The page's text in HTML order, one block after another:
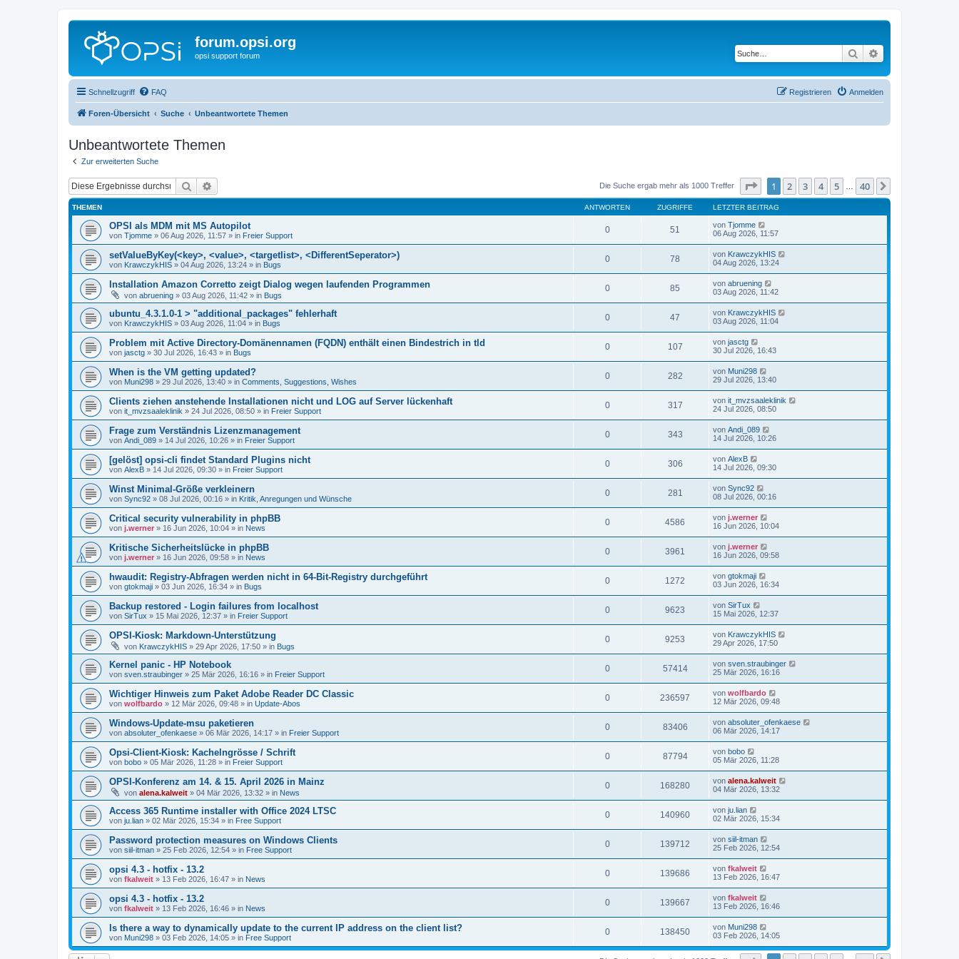
forum.opsi.org
opsi support forum Suche
Schnellzugriff FAQ Anmelden
Registrieren
Foren-Übersicht Suche Unbeantwortete Themen
Unbeantwortete Themen
Zur erweiterten Suche
Suche Die Suche ergab mehr als 1000 Treffer Seite von40
1 2 3 4 5 40
THEMEN ANTWORTEN ZUGRIFFE LETZTER BEITRAG
OPSI als MDM mit MS Autopilot
von Tjomme » 06 Aug 2026, 11:57 » in Freier Support
0 51 von Tjomme
06 Aug 2026, 11:57
setValueByKey(<key>, <value>, <targetlist>, <DifferentSeperator>)
von KrawczykHIS » 04 Aug 2026, 13:24 » in Bugs
0 78 von KrawczykHIS
04 Aug 2026, 13:24
Installation Amazon Corretto zeigt Dialog wegen laufenden Programmen
von abruening » 03 Aug 2026, 11:42 » in Bugs
0 85 von abruening
03 Aug 2026, 11:42
ubuntu_4.3.1.0-1 > "additional_packages" fehlerhaft
von KrawczykHIS » 03 Aug 2026, 11:04 » in Bugs
0 47 von KrawczykHIS
03 Aug 2026, 11:04
Problem mit Active Directory-Domänennamen (FQDN) enthält einen Bindestrich in tld
von jasctg » 30 Jul 2026, 16:43 » in Bugs
0 107 von jasctg
30 Jul 2026, 16:43
When is the VM getting updated?
von Muni298 » 29 Jul 2026, 13:40 » in Comments, Suggestions, Wishes
0 282 von Muni298
29 Jul 2026, 13:40
Clients ziehen anstehende Installationen nicht und LOG auf Server lückenhaft
von it_mvzsaaleklinik » 24 Jul 2026, 08:50 » in Freier Support
0 317 von it_mvzsaaleklinik
24 Jul 2026, 08:50
Frage zum Verständnis Lizenzmanagement
von Andi_089 » 14 Jul 2026, 10:26 » in Freier Support
0 343 von Andi_089
14 Jul 2026, 10:26
[gelöst] opsi-cli findet Standard Plugins nicht
von AlexB » 14 Jul 2026, 09:30 » in Freier Support
0 306 von AlexB
14 Jul 2026, 09:30
Winst Minimal-Größe verkleinern
von Sync92 » 08 Jul 2026, 00:16 » in Kritik, Anregungen und Wünsche
0 281 von Sync92
08 Jul 2026, 00:16
Critical security vulnerability in phpBB
von j.werner » 16 Jun 2026, 10:04 » in News
0 4586 von j.werner
16 Jun 2026, 10:04
Kritische Sicherheitslücke in phpBB
von j.werner » 16 Jun 2026, 09:58 » in News
0 3961 von j.werner
16 Jun 2026, 09:58
hwaudit: Registry-Abfragen werden nicht in 64-Bit-Registry durchgeführt
von gtokmaji » 03 Jun 2026, 16:34 » in Bugs
0 1272 von gtokmaji
03 Jun 2026, 16:34
Backup restored - Login failures from localhost
von SirTux » 15 Mai 2026, 12:37 » in Freier Support
0 9623 von SirTux
15 Mai 2026, 12:37
OPSI-Kiosk: Markdown-Unterstützung
von KrawczykHIS » 29 Apr 2026, 17:50 » in Bugs
0 9253 von KrawczykHIS
29 Apr 2026, 17:50
Kernel panic - HP Notebook
von sven.straubinger » 25 Mär 2026, 16:16 » in Freier Support
0 57414 von sven.straubinger
25 Mär 2026, 16:16
Wichtiger Hinweis zum Paket Adobe Reader DC Classic
von wolfbardo » 12 Mär 2026, 09:48 » in Update-Abos
0 236597 von wolfbardo
12 Mär 2026, 09:48
Windows-Update-msu paketieren
von absoluter_ofenkaese » 06 Mär 2026, 14:17 » in Freier Support
0 83406 von absoluter_ofenkaese
06 Mär 2026, 14:17
Opsi-Client-Kiosk: Kachelngrösse / Schrift
von bobo » 05 Mär 2026, 11:28 » in Freier Support
0 87794 von bobo
05 Mär 2026, 11:28
OPSI-Konferenz am 14. & 15. April 2026 in Mainz
von alena.kalweit » 04 Mär 2026, 13:32 » in News
0 168280 von alena.kalweit
04 Mär 2026, 13:32
Access 365 Runtime installer with Office 2024 LTSC
von ju.lian » 02 Mär 2026, 15:34 » in Free Support
0 140960 von ju.lian
02 Mär 2026, 15:34
Password protection measures on Windows Clients
von siil-itman » 25 Feb 2026, 12:54 » in Free Support
0 139712 von siil-itman
25 Feb 2026, 12:54
opsi 4.3 - hotfix - 13.2
von fkalweit » 13 Feb 2026, 16:47 » in News
0 139686 von fkalweit
13 Feb 2026, 16:47
opsi 4.3 - hotfix - 13.2
von fkalweit » 13 Feb 2026, 16:46 » in News
0 139667 von fkalweit
13 Feb 2026, 16:46
Is there a way to dynamically update to the current IP address on the client list?
von Muni298 » 03 Feb 2026, 14:05 » in Free Support
0 138450 von Muni298
03 Feb 2026, 14:05